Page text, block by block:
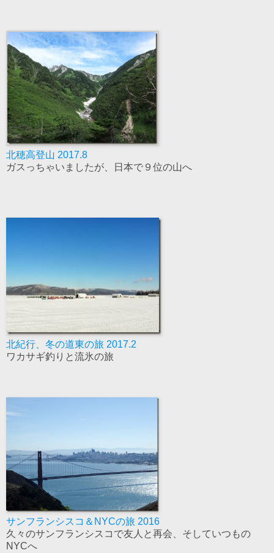
北穂高登山 2017.8
ガスっちゃいましたが、日本で９位の山へ
北紀行、冬の道東の旅 2017.2
ワカサギ釣りと流氷の旅
サンフランシスコ＆NYCの旅 2016
久々のサンフランシスコで友人と再会、そしていつもの
NYCへ